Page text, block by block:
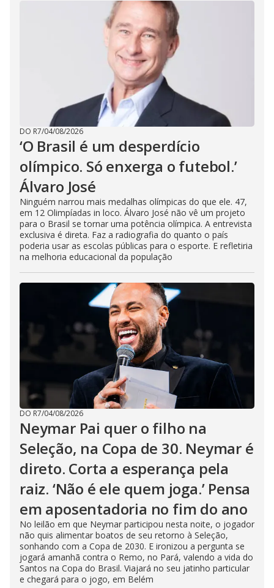
DO R7/04/08/2026
‘O Brasil é um desperdício
olímpico. Só enxerga o futebol.’
Álvaro José
Ninguém narrou mais medalhas olímpicas do que ele. 47,
em 12 Olimpíadas in loco. Álvaro José não vê um projeto
para o Brasil se tornar uma potência olímpica. A entrevista
exclusiva é direta. Faz a radiografia do quanto o país
poderia usar as escolas públicas para o esporte. E refletiria
na melhoria educacional da população
DO R7/04/08/2026
Neymar Pai quer o filho na
Seleção, na Copa de 30. Neymar é
direto. Corta a esperança pela
raiz. ‘Não é ele quem joga.’ Pensa
em aposentadoria no fim do ano
No leilão em que Neymar participou nesta noite, o jogador
não quis alimentar boatos de seu retorno à Seleção,
sonhando com a Copa de 2030. E ironizou a pergunta se
jogará amanhã contra o Remo, no Pará, valendo a vida do
Santos na Copa do Brasil. Viajará no seu jatinho particular
e chegará para o jogo, em Belém